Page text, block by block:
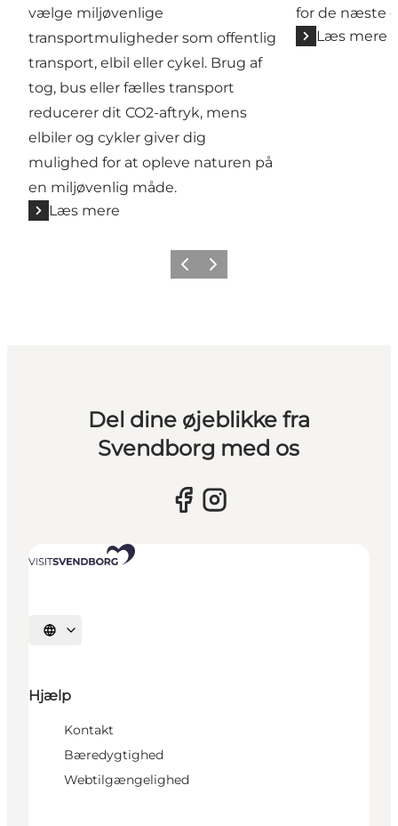
vælge miljøvenlige
transportmuligheder som offentlig
transport, elbil eller cykel. Brug af
tog, bus eller fælles transport
reducerer dit CO2-aftryk, mens
elbiler og cykler giver dig
mulighed for at opleve naturen på
en miljøvenlig måde.
Læs mere
for de næste
Læs mere
Forrige billede
Næste billede
Del dine øjeblikke fra
Svendborg med os
Vælg sprog
Hjælp
Kontakt
Bæredygtighed
Webtilgængelighed